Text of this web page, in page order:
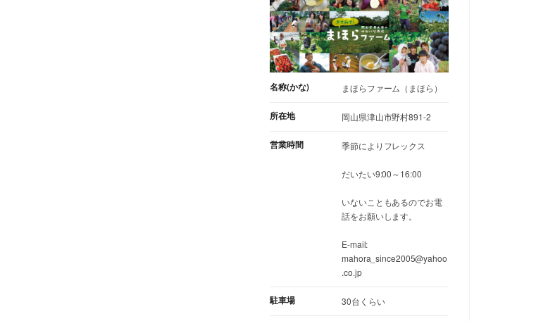
名称(かな) まほらファーム（まほら）
所在地 岡山県津山市野村891-2
営業時間 季節によりフレックス
だいたい9:00～16:00
いないこともあるのでお電
話をお願いします。
E-mail:
mahora_since2005@yahoo
.co.jp
駐車場 30台くらい